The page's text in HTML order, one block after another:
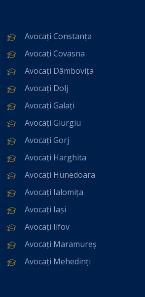
Avocați Constanța
Avocați Covasna
Avocați Dâmbovița
Avocați Dolj
Avocați Galați
Avocați Giurgiu
Avocați Gorj
Avocați Harghita
Avocați Hunedoara
Avocați Ialomița
Avocați Iași
Avocați Ilfov
Avocați Maramureș
Avocați Mehedinți